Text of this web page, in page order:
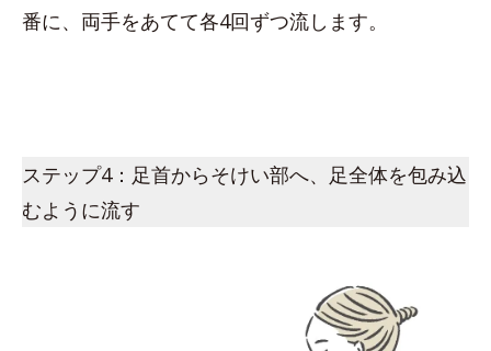
番に、両手をあてて各4回ずつ流します。
ステップ4：足首からそけい部へ、足全体を包み込
むように流す